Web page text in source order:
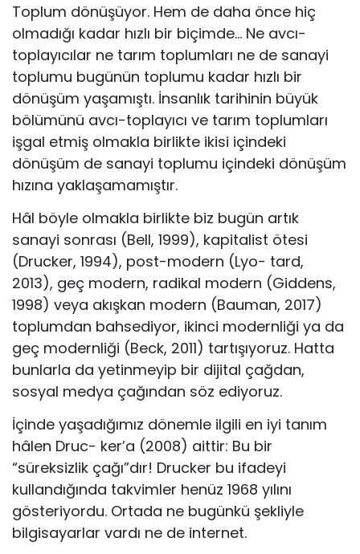
Toplum dönüşüyor. Hem de daha önce hiç
olmadığı kadar hızlı bir biçimde… Ne avcı-
toplayıcılar ne tarım toplumları ne de sanayi
toplumu bugünün toplumu kadar hızlı bir
dönüşüm yaşamıştı. İnsanlık tarihinin büyük
bölümünü avcı-toplayıcı ve tarım toplumları
işgal etmiş olmakla birlikte ikisi içindeki
dönüşüm de sanayi toplumu içindeki dönüşüm
hızına yaklaşamamıştır.
Hâl böyle olmakla birlikte biz bugün artık
sanayi sonrası (Bell, 1999), kapitalist ötesi
(Drucker, 1994), post-modern (Lyo- tard,
2013), geç modern, radikal modern (Giddens,
1998) veya akışkan modern (Bauman, 2017)
toplumdan bahsediyor, ikinci modernliği ya da
geç modernliği (Beck, 2011) tartışıyoruz. Hatta
bunlarla da yetinmeyip bir dijital çağdan,
sosyal medya çağından söz ediyoruz.
İçinde yaşadığımız dönemle ilgili en iyi tanım
hâlen Druc- ker’a (2008) aittir: Bu bir
“süreksizlik çağı”dır! Drucker bu ifadeyi
kullandığında takvimler henüz 1968 yılını
gösteriyordu. Ortada ne bugünkü şekliyle
bilgisayarlar vardı ne de internet.